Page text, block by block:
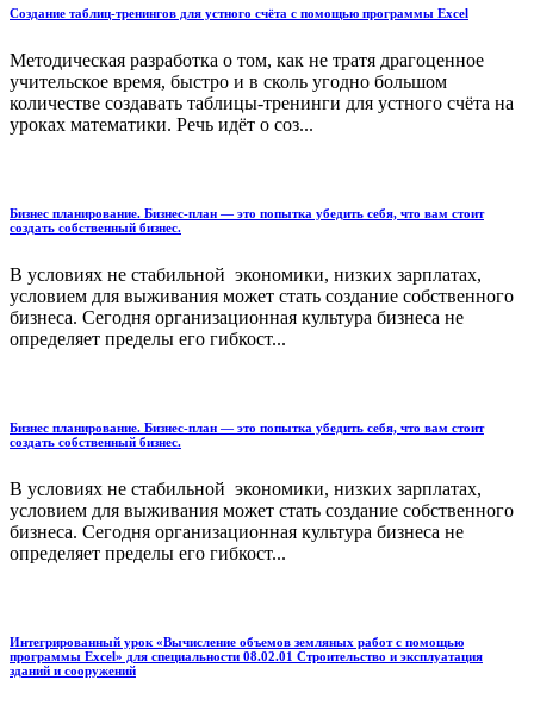
Создание таблиц-тренингов для устного счёта с помощью программы Excel
Методическая разработка о том, как не тратя драгоценное
учительское время, быстро и в сколь угодно большом
количестве создавать таблицы-тренинги для устного счёта на
уроках математики. Речь идёт о соз...
Бизнес планирование. Бизнес-план — это попытка убедить себя, что вам стоит
создать собственный бизнес.
В условиях не стабильной экономики, низких зарплатах,
условием для выживания может стать создание собственного
бизнеса. Сегодня организационная культура бизнеса не
определяет пределы его гибкост...
Бизнес планирование. Бизнес-план — это попытка убедить себя, что вам стоит
создать собственный бизнес.
В условиях не стабильной экономики, низких зарплатах,
условием для выживания может стать создание собственного
бизнеса. Сегодня организационная культура бизнеса не
определяет пределы его гибкост...
Интегрированный урок «Вычисление объемов земляных работ с помощью
программы Excel» для специальности 08.02.01 Строительство и эксплуатация
зданий и сооружений